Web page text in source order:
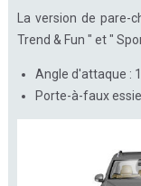
La version de pare-
Trend & Fun " et "
Angle d'attaque :
Porte-à-faux